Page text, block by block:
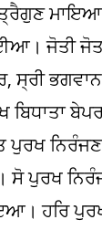
ਜੋਤੀ
ਸ੍ਰੀ
ਬਿਧਾਤਾ
ਸੋ ਪੁਰਖ
ਹਰਿ ਪੁਰਖ